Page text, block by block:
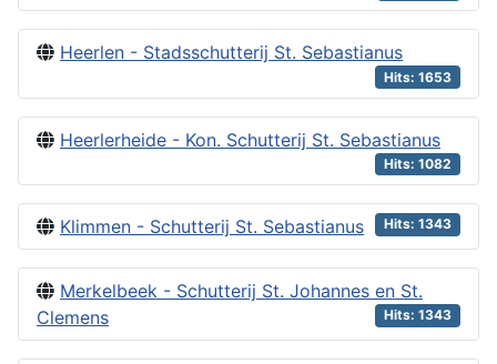
Heerlen - Stadsschutterij St. Sebastianus
Hits: 1653
Heerlerheide - Kon. Schutterij St. Sebastianus
Hits: 1082
Klimmen - Schutterij St. Sebastianus Hits: 1343
Merkelbeek - Schutterij St. Johannes en St.
Clemens
Hits: 1343